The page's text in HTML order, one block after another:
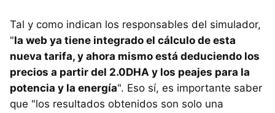
Tal y como indican los responsables del simulador,
"la web ya tiene integrado el cálculo de esta
nueva tarifa, y ahora mismo está deduciendo los
precios a partir del 2.0DHA y los peajes para la
potencia y la energía". Eso sí, es importante saber
que "los resultados obtenidos son solo una